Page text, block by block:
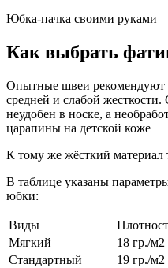
Юбка-пачка своими руками
Как выбрать
Опытные швеи рекомендуют
средней и слабой
неудобен в носке, а
царапины на детской коже
К тому же жёсткий материал
В таблице указаны
юбки:
Виды
Мягкий
18 гр./м2
Стандартный
19 гр./м2